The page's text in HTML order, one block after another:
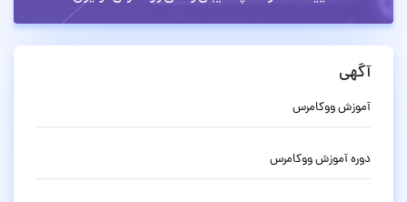
آگهی
آموزش ووکامرس
دوره آموزش ووکامرس